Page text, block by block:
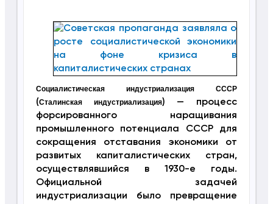
Социалистическая индустриализация СССР
(Сталинская индустриализация) — процесс
форсированного наращивания
промышленного потенциала СССР для
сокращения отставания экономики от
развитых капиталистических стран,
осуществлявшийся в 1930-е годы.
Официальной задачей
индустриализации было превращение